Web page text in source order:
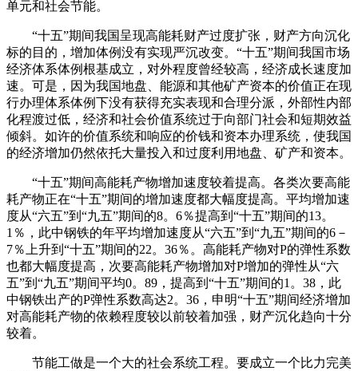
单元和社会节能。
“十五”期间我国呈现高能耗财产过度扩张，财产方向沉化
标的目的，增加体例没有实现严沉改变。“十五”期间我国市场
经济体系体例根基成立，对外程度曾经较高，经济成长速度加
速。可是，因为我国地盘、能源和其他矿产资本的价值正在现
行办理体系体例下没有获得充实表现和合理分派，外部性内部
化程渡过低，经济和社会价值系统过于向部门社会和短期效益
倾斜。如许的价值系统和响应的价钱和资本办理系统，使我国
的经济增加仍然依托大量投入和过度利用地盘、矿产和资本。
“十五”期间高能耗产物增加速度较着提高。各类次要高能
耗产物正在“十五”期间的增加速度都大幅度提高。平均增加速
度从“六五”到“九五”期间的8。6％提高到“十五”期间的13。
1％，此中钢铁的年平均增加速度从“六五”到“九五”期间的6－
7％上升到“十五”期间的22。36％。高能耗产物对P的弹性系数
也都大幅度提高，次要高能耗产物增加对P增加的弹性从“六
五”到“九五”期间平均0。89，提高到“十五”期间的1。38，此
中钢铁出产的P弹性系数高达2。36，申明“十五”期间经济增加
对高能耗产物的依赖程度较以前较着加强，财产沉化趋向十分
较着。
节能工做是一个大的社会系统工程。要成立一个比力完美